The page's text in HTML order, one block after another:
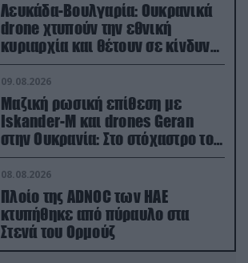
Λευκάδα-Βουλγαρία: Ουκρανικά
drone χτυπούν την εθνική
κυριαρχία και θέτουν σε κίνδυνο
οικονομίες χωρών του ΝΑΤΟ
09.08.2026
Μαζική ρωσική επίθεση με
Iskander-M και drones Geran
στην Ουκρανία: Στο στόχαστρο το
εργοστάσιο των Flamingo
08.08.2026
Πλοίο της ADNOC των ΗΑΕ
κτυπήθηκε από πύραυλο στα
Στενά του Ορμούζ